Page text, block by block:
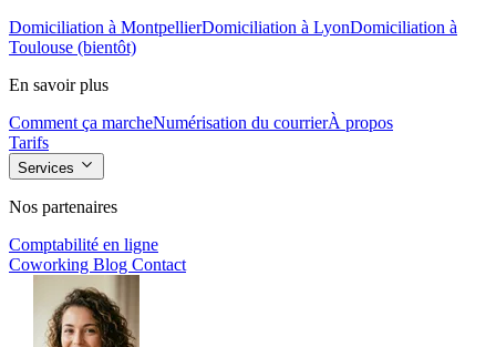
Domiciliation à MontpellierDomiciliation à LyonDomiciliation à
Toulouse (bientôt)
En savoir plus
Comment ça marcheNumérisation du courrierÀ propos
Tarifs
Services
Nos partenaires
Comptabilité en ligne
Coworking Blog Contact